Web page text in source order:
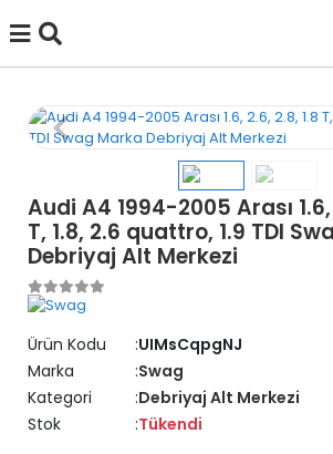
Audi A4 1994-2005 Arası 1.6,
T, 1.8, 2.6 quattro, 1.9 TDI
Debriyaj Alt Merkezi
Ürün Kodu
UIMsCqpgNJ
Marka
Swag
Kategori
Debriyaj Alt Merkezi
Stok
Tükendi